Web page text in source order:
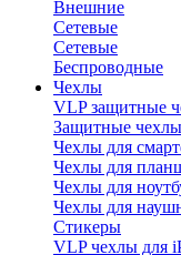
Внешние
Сетевые
Сетевые
Беспроводные
Чехлы
VLP защитные
Защитные чехлы
Чехлы для
Чехлы для
Чехлы для
Чехлы для
Стикеры
VLP чехлы для